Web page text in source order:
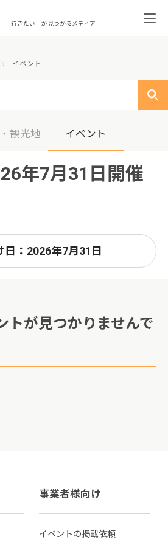
「行きたい」が見つかるメディア
イベント
観光地 イベント
年7月31日開催
日：2026年7月31日
トが見つかりませんで
事業者様向け
イベントの掲載依頼